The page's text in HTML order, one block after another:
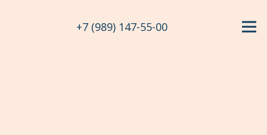
+7 (989) 147-55-00